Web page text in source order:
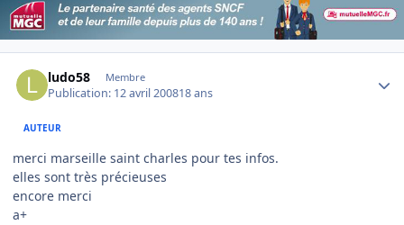
ludo58 Membre
Publication: 12 avril 200818 ans
AUTEUR
merci marseille saint charles pour tes infos.
elles sont très précieuses
encore merci
a+